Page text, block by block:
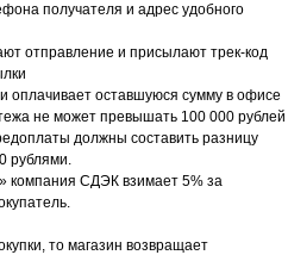
получателя и адрес удобного
отправление и присылают трек-код
оплачивает оставшуюся сумму в офисе
не может превышать 100 000 рублей
должны составить разницу
рублями.
компания СДЭК взимает 5% за
то магазин возвращает